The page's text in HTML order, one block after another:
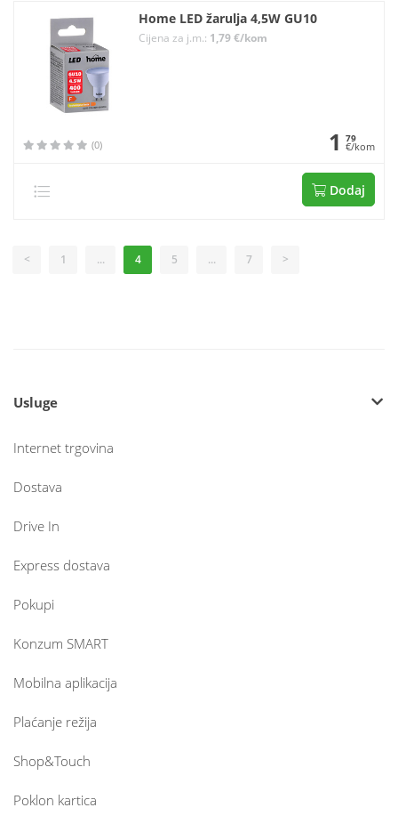
Home LED žarulja 4,5W GU10
Cijena za j.m.: 1,79 €/kom
(0) 1 79
€/kom
Dodaj
< 1 ... 4 5 ... 7 >
Usluge
Internet trgovina
Dostava
Drive In
Express dostava
Pokupi
Konzum SMART
Mobilna aplikacija
Plaćanje režija
Shop&Touch
Poklon kartica